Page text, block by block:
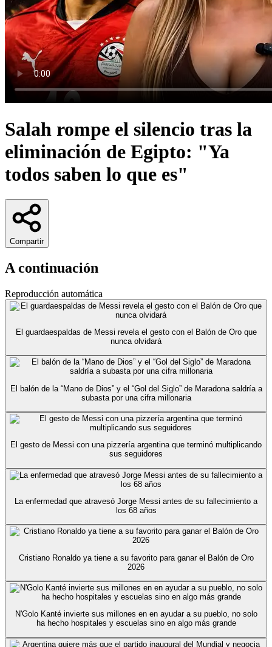
Salah rompe el silencio tras la
eliminación de Egipto: "Ya
todos saben lo que es"
Compartir
A continuación
Reproducción automática
El guardaespaldas de Messi revela el gesto con el Balón de Oro que
nunca olvidará
El balón de la “Mano de Dios” y el “Gol del Siglo” de Maradona saldría a
subasta por una cifra millonaria
El gesto de Messi con una pizzería argentina que terminó multiplicando
sus seguidores
La enfermedad que atravesó Jorge Messi antes de su fallecimiento a
los 68 años
Cristiano Ronaldo ya tiene a su favorito para ganar el Balón de Oro
2026
N'Golo Kanté invierte sus millones en en ayudar a su pueblo, no solo
ha hecho hospitales y escuelas sino en algo más grande